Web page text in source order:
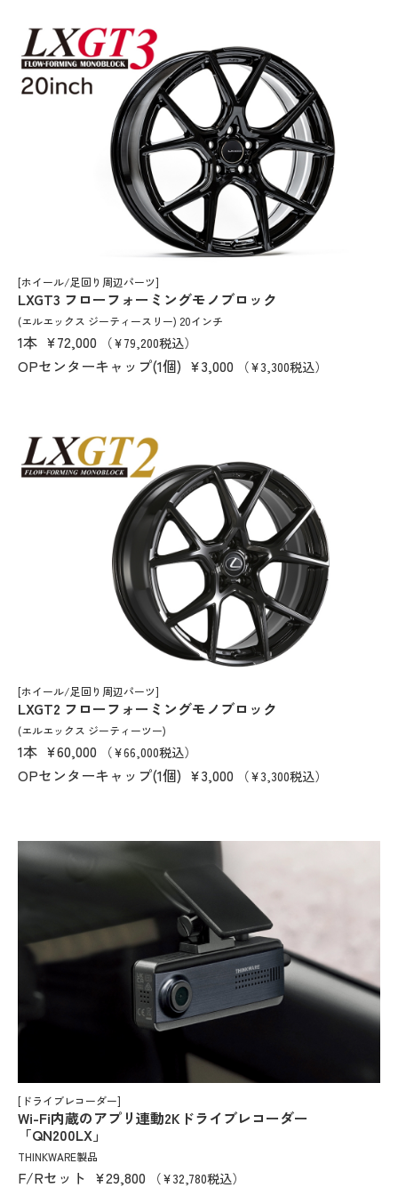
[ホイール/足回り周辺パーツ]
LXGT3 フローフォーミングモノブロック
(エルエックス ジーティースリー) 20インチ
1本 ¥72,000 （¥79,200税込）
OPセンターキャップ(1個) ¥3,000 （¥3,300税込）
[ホイール/足回り周辺パーツ]
LXGT2 フローフォーミングモノブロック
(エルエックス ジーティーツー)
1本 ¥60,000 （¥66,000税込）
OPセンターキャップ(1個) ¥3,000 （¥3,300税込）
[ドライブレコーダー]
Wi-Fi内蔵のアプリ連動2Kドライブレコーダー
「QN200LX」
THINKWARE製品
F/Rセット ¥29,800 （¥32,780税込）